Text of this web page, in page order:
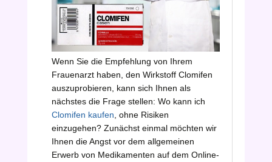
Wenn Sie die Empfehlung von Ihrem
Frauenarzt haben, den Wirkstoff Clomifen
auszuprobieren, kann sich Ihnen als
nächstes die Frage stellen: Wo kann ich
Clomifen kaufen , ohne Risiken
einzugehen? Zunächst einmal möchten wir
Ihnen die Angst vor dem allgemeinen
Erwerb von Medikamenten auf dem Online-